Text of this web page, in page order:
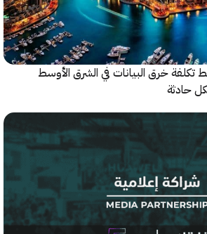
خرق البيانات في الشرق الأوسط